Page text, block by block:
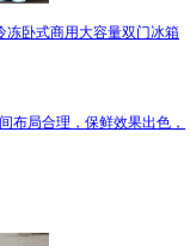
冻卧式商用大容量双门冰箱
布局合理，保鲜效果出色，